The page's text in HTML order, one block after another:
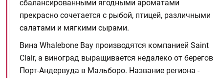
сбалансированными ягодными ароматами
прекрасно сочетается с рыбой, птицей, различными
салатами и мягкими сырами.
Вина Whalebone Bay производятся компанией Saint
Clair, а виноград выращивается недалеко от берегов
Порт-Андервуда в Мальборо. Название региона -